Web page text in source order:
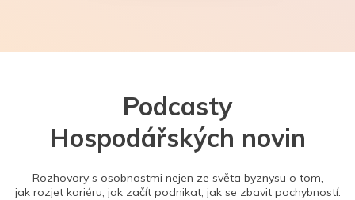
Podcasty
Hospodářských novin
Rozhovory s osobnostmi nejen ze světa byznysu o tom,
jak rozjet kariéru, jak začít podnikat, jak se zbavit pochybností.